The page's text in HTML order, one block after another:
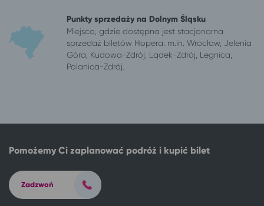
Ustronie Morskie
Wrocław
Długopole-Zdrój
Wrocław
Świnoujście
Jedlina-Zdrój
Wrocław
Dziwnów
Wrocław
Bobolin
Wrocław
Lądek-Zdrój
Wrocław
Łazy gm. Mielno
Wrocław
Duszniki-Zdrój
Punkty sprzedaży na Dolnym Śląsku
Miejsca, gdzie dostępna jest stacjonarna
sprzedaż biletów Hopera: m.in. Wrocław, Jelenia
Góra, Kudowa-Zdrój, Lądek-Zdrój, Legnica,
Polanica-Zdrój.
Pomożemy Ci zaplanować podróż i kupić bilet
Zadzwoń